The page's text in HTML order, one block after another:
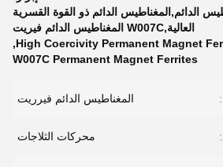
الدائم,المغناطيس الدائم ذو القوة القسرية
العالية,W007C المغناطيس الدائم فيريت
High Coercivity Permanent Magnet
,
W007C Permanent Magnet Ferrites
المغناطيس الدائم فيرريت
محركات الثلاجات